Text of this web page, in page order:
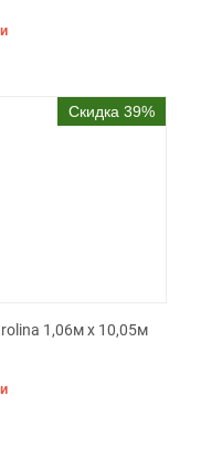
Скидка 39%
1,06м х 10,05м